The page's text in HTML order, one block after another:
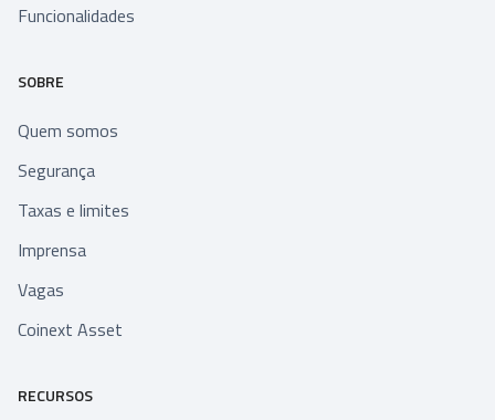
Funcionalidades
SOBRE
Quem somos
Segurança
Taxas e limites
Imprensa
Vagas
Coinext Asset
RECURSOS